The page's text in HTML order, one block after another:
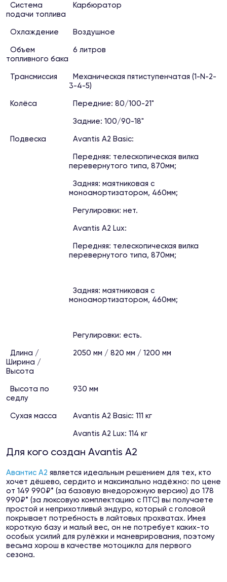
Система
подачи топлива
Карбюратор
Охлаждение
Воздушное
Объем
топливного бака
6 литров
Трансмиссия
Механическая пятиступенчатая (1-N-2-
3-4-5)
Колёса
Передние: 80/100-21"
Задние: 100/90-18"
Подвеска
Avantis A2 Basic:
Передняя: телескопическая вилка
перевернутого типа, 870мм;
Задняя: маятниковая с
моноамортизатором, 460мм;
Регулировки: нет.
Avantis A2 Lux:
Передняя: телескопическая вилка
перевернутого типа, 870мм;
Задняя: маятниковая с
моноамортизатором, 460мм;
Регулировки: есть.
Длина /
Ширина /
Высота
2050 мм / 820 мм / 1200 мм
Высота по
седлу
930 мм
Сухая масса
Avantis A2 Basic: 111 кг
Avantis A2 Lux: 114 кг
Для кого создан Avantis A2
Авантис А2 является идеальным решением для тех, кто
хочет дёшево, сердито и максимально надёжно: по цене
от 149 990₽* (за базовую внедорожную версию) до 178
990₽* (за люксовую комплектацию с ПТС) вы получаете
простой и неприхотливый эндуро, который с головой
покрывает потребность в лайтовых прохватах. Имея
короткую базу и малый вес, он не потребует каких-то
особых усилий для рулёжки и маневрирования, поэтому
весьма хорош в качестве мотоцикла для первого
сезона.